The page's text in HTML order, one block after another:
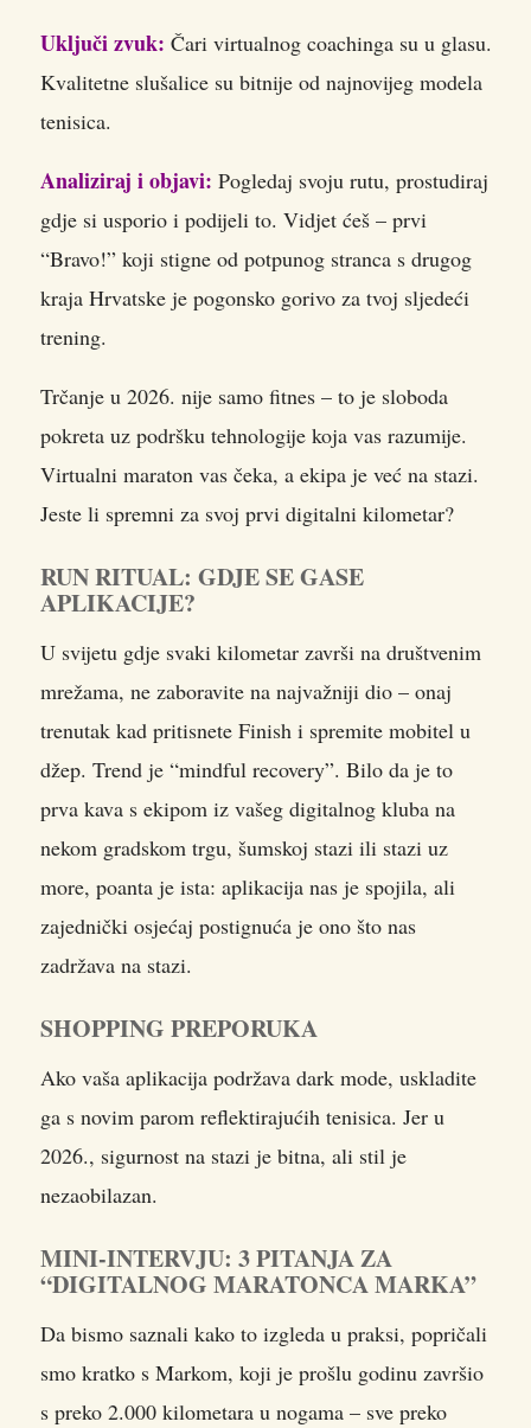
Uključi zvuk: Čari virtualnog coachinga su u glasu.
Kvalitetne slušalice su bitnije od najnovijeg modela
tenisica.
Analiziraj i objavi: Pogledaj svoju rutu, prostudiraj
gdje si usporio i podijeli to. Vidjet ćeš – prvi
“Bravo!” koji stigne od potpunog stranca s drugog
kraja Hrvatske je pogonsko gorivo za tvoj sljedeći
trening.
Trčanje u 2026. nije samo fitnes – to je sloboda
pokreta uz podršku tehnologije koja vas razumije.
Virtualni maraton vas čeka, a ekipa je već na stazi.
Jeste li spremni za svoj prvi digitalni kilometar?
RUN RITUAL: GDJE SE GASE
APLIKACIJE?
U svijetu gdje svaki kilometar završi na društvenim
mrežama, ne zaboravite na najvažniji dio – onaj
trenutak kad pritisnete Finish i spremite mobitel u
džep. Trend je “mindful recovery”. Bilo da je to
prva kava s ekipom iz vašeg digitalnog kluba na
nekom gradskom trgu, šumskoj stazi ili stazi uz
more, poanta je ista: aplikacija nas je spojila, ali
zajednički osjećaj postignuća je ono što nas
zadržava na stazi.
SHOPPING PREPORUKA
Ako vaša aplikacija podržava dark mode, uskladite
ga s novim parom reflektirajućih tenisica. Jer u
2026., sigurnost na stazi je bitna, ali stil je
nezaobilazan.
MINI-INTERVJU: 3 PITANJA ZA
“DIGITALNOG MARATONCA MARKA”
Da bismo saznali kako to izgleda u praksi, popričali
smo kratko s Markom, koji je prošlu godinu završio
s preko 2.000 kilometara u nogama – sve preko